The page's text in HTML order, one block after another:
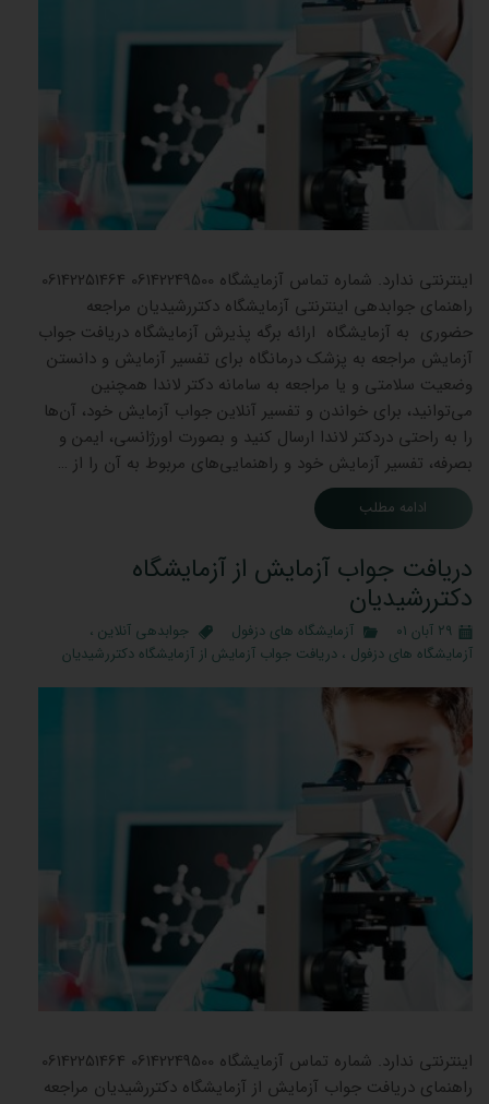
اینترنتی ندارد. شماره تماس آزمایشگاه 06142249500 06142251464
راهنمای جوابدهی اینترنتی آزمایشگاه دکتررشیدیان مراجعه
حضوری به آزمایشگاه ارائه برگه پذیرش آزمایشگاه دریافت جواب
آزمایش مراجعه به پزشک درمانگاه برای تفسیر آزمایش و دانستن
وضعیت سلامتی و یا مراجعه به سامانه دکتر لاندا همچنین
می‌توانید، برای خواندن و تفسیر آنلاین جواب آزمایش خود، آن‌ها
را به راحتی دردکتر لاندا ارسال کنید و بصورت اورژانسی، ایمن و
بصرفه، تفسیر آزمایش خود و راهنمایی‌های مربوط به آن را از …
ادامه مطلب
دریافت جواب آزمایش از آزمایشگاه
دکتررشیدیان
۲۹ آبان ۰۱ آزمایشگاه های دزفول جوابدهی آنلاین ،
آزمایشگاه های دزفول ، دریافت جواب آزمایش از آزمایشگاه دکتررشیدیان
اینترنتی ندارد. شماره تماس آزمایشگاه 06142249500 06142251464
راهنمای دریافت جواب آزمایش از آزمایشگاه دکتررشیدیان مراجعه